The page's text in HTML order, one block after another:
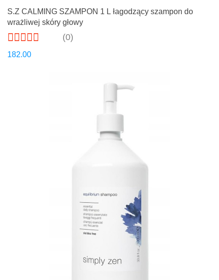
S.Z CALMING SZAMPON 1 L łagodzący szampon do
wrażliwej skóry głowy
(0)
182.00